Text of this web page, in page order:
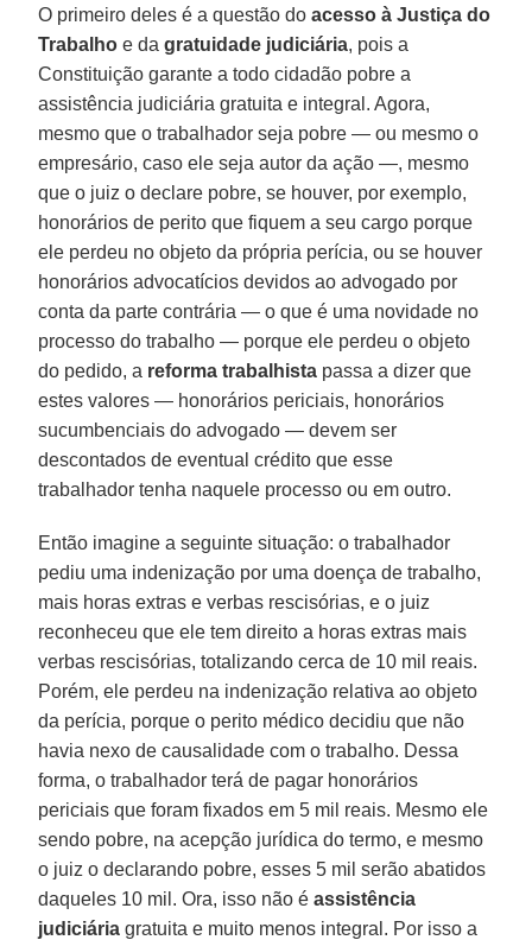
O primeiro deles é a questão doacesso à Justiça do
Trabalho e dagratuidade judiciária, pois a
Constituição garante a todo cidadão pobre a
assistência judiciária gratuita e integral. Agora,
mesmo que o trabalhador seja pobre — ou mesmo o
empresário, caso ele seja autor da ação —, mesmo
que o juiz o declare pobre, se houver, por exemplo,
honorários de perito que fiquem a seu cargo porque
ele perdeu no objeto da própria perícia, ou se houver
honorários advocatícios devidos ao advogado por
conta da parte contrária — o que é uma novidade no
processo do trabalho — porque ele perdeu o objeto
do pedido, a reforma trabalhista passa a dizer que
estes valores — honorários periciais, honorários
sucumbenciais do advogado — devem ser
descontados de eventual crédito que esse
trabalhador tenha naquele processo ou em outro.
Então imagine a seguinte situação: o trabalhador
pediu uma indenização por uma doença de trabalho,
mais horas extras e verbas rescisórias, e o juiz
reconheceu que ele tem direito a horas extras mais
verbas rescisórias, totalizando cerca de 10 mil reais.
Porém, ele perdeu na indenização relativa ao objeto
da perícia, porque o perito médico decidiu que não
havia nexo de causalidade com o trabalho. Dessa
forma, o trabalhador terá de pagar honorários
periciais que foram fixados em 5 mil reais. Mesmo ele
sendo pobre, na acepção jurídica do termo, e mesmo
o juiz o declarando pobre, esses 5 mil serão abatidos
daqueles 10 mil. Ora, isso não éassistência
judiciária gratuita e muito menos integral. Por isso a